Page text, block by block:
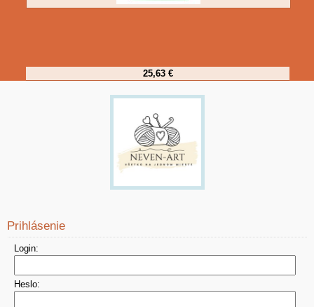
25,63 €
Prihlásenie
Login:
Heslo: